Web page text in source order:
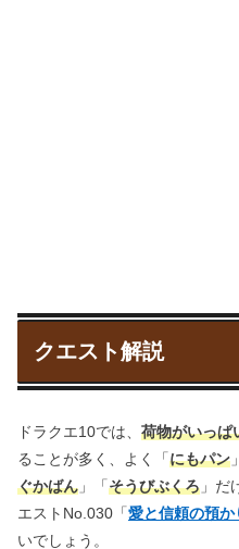
クエスト解説
ドラクエ10では、 荷物がいっぱ
ることが多く、よく「にもパン
ぐかばん 」「そうびぶくろ 」だ
エストNo.030「愛と信頼の預か
いでしょう。